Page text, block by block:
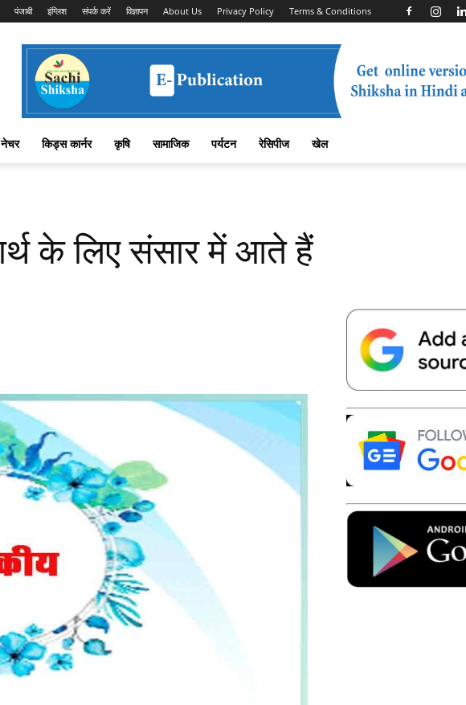
पंजाबी इंग्लिश संपर्क करें विज्ञापन About Us Privacy Policy Terms & Conditions
नेचर किड्स कार्नर कृषि सामाजिक पर्यटन रेसिपीज खेल
के लिए संसार में आते हैं
Telegram